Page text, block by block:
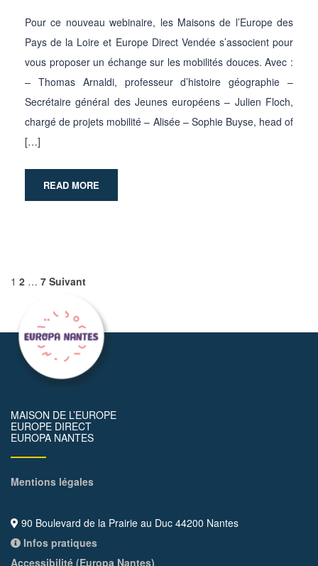
Pour ce nouveau webinaire, les Maisons de l’Europe des
Pays de la Loire et Europe Direct Vendée s’associent pour
vous proposer un échange sur les mobilités douces. Avec :
– Thomas Arnaldi, professeur d’histoire géographie –
Secrétaire général des Jeunes européens – Julien Floch,
chargé de projets mobilité – Alisée – Sophie Buyse, head of
[…]
READ MORE
1 2 … 7 Suivant
MAISON DE L’EUROPE
EUROPE DIRECT
EUROPA NANTES
Mentions légales
90 Boulevard de la Prairie au Duc 44200 Nantes
Infos pratiques
Accessibilité (Europa Nantes)